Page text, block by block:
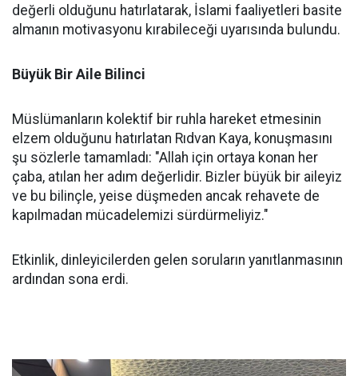
değerli olduğunu hatırlatarak, İslami faaliyetleri basite
almanın motivasyonu kırabileceği uyarısında bulundu.
Büyük Bir Aile Bilinci
Müslümanların kolektif bir ruhla hareket etmesinin
elzem olduğunu hatırlatan Rıdvan Kaya, konuşmasını
şu sözlerle tamamladı: "Allah için ortaya konan her
çaba, atılan her adım değerlidir. Bizler büyük bir aileyiz
ve bu bilinçle, yeise düşmeden ancak rehavete de
kapılmadan mücadelemizi sürdürmeliyiz."
Etkinlik, dinleyicilerden gelen soruların yanıtlanmasının
ardından sona erdi.